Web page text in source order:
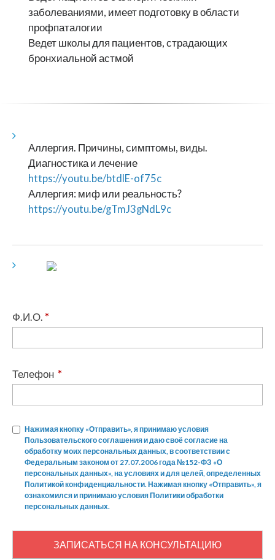
заболеваниями, имеет подготовку в области
профпаталогии
Ведет школы для пациентов, страдающих
бронхиальной астмой
Аллергия. Причины, симптомы, виды.
Диагностика и лечение
https://youtu.be/btdlE-of75c
Аллергия: миф или реальность?
https://youtu.be/gTmJ3gNdL9c
Ф.И.О. *
Телефон *
Нажимая кнопку «Отправить», я принимаю условия
Пользовательского соглашения и даю своё согласие на
обработку моих персональных данных, в соответствии с
Федеральным законом от 27.07.2006 года №152-ФЗ «О
персональных данных», на условиях и для целей, определенных
Политикой конфиденциальности. Нажимая кнопку «Отправить», я
ознакомился и принимаю условия Политики обработки
персональных данных.
ЗАПИСАТЬСЯ НА КОНСУЛЬТАЦИЮ